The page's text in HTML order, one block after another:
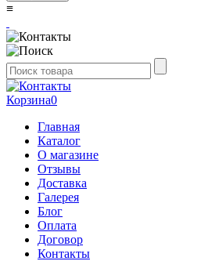
≡
Корзина0
Главная
Каталог
О магазине
Отзывы
Доставка
Галерея
Блог
Оплата
Договор
Контакты